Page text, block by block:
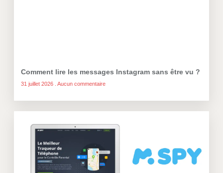
Comment lire les messages Instagram sans être vu ?
31 juillet 2026 Aucun commentaire